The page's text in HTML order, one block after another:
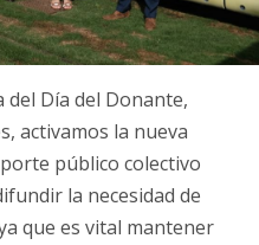
del Día del Donante,
activamos la nueva
público colectivo
la necesidad de
que es vital mantener